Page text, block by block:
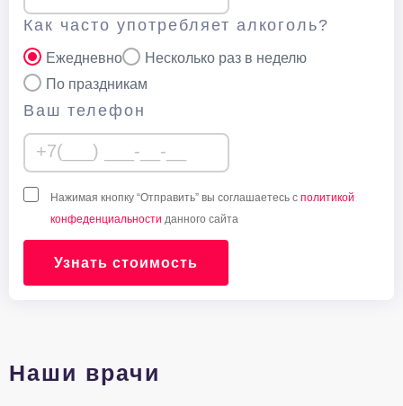
Как часто употребляет алкоголь?
Ежедневно
Несколько раз в неделю
По праздникам
Ваш телефон
Нажимая кнопку “Отправить” вы соглашаетесь с политикой
конфеденциальности данного сайта
Узнать стоимость
Наши врачи